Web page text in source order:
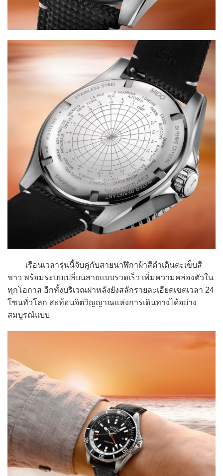
เรือนเวลารุ่นนี้จับคู่กับสายนาฬิกาผ้าสีดำเดินตะเข็บสี
ขาว พร้อมระบบเปลี่ยนสายแบบรวดเร็ว เพิ่มความคล่องตัวใน
ทุกโอกาส อีกทั้งบริเวณฝาหลังยังสลักรายละเอียดเขตเวลา 24
โซนทั่วโลก สะท้อนจิตวิญญาณแห่งการเดินทางได้อย่าง
สมบูรณ์แบบ